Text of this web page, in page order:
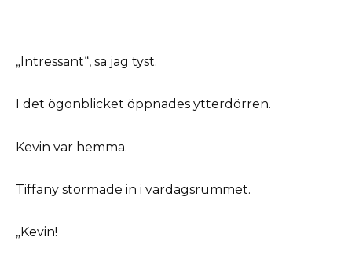
„Intressant“, sa jag tyst.
I det ögonblicket öppnades ytterdörren.
Kevin var hemma.
Tiffany stormade in i vardagsrummet.
„Kevin!